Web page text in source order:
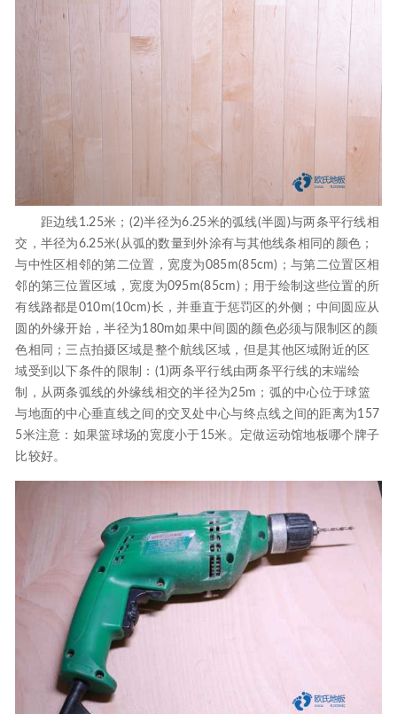
距边线1.25米；(2)半径为6.25米的弧线(半圆)与两条平行线相
交，半径为6.25米(从弧的数量到外涂有与其他线条相同的颜色；
与中性区相邻的第二位置，宽度为085m(85cm)；与第二位置区相
邻的第三位置区域，宽度为095m(85cm)；用于绘制这些位置的所
有线路都是010m(10cm)长，并垂直于惩罚区的外侧；中间圆应从
圆的外缘开始，半径为180m如果中间圆的颜色必须与限制区的颜
色相同；三点拍摄区域是整个航线区域，但是其他区域附近的区
域受到以下条件的限制：(1)两条平行线由两条平行线的末端绘
制，从两条弧线的外缘线相交的半径为25m；弧的中心位于球篮
与地面的中心垂直线之间的交叉处中心与终点线之间的距离为157
5米注意：如果篮球场的宽度小于15米。定做运动馆地板哪个牌子
比较好。